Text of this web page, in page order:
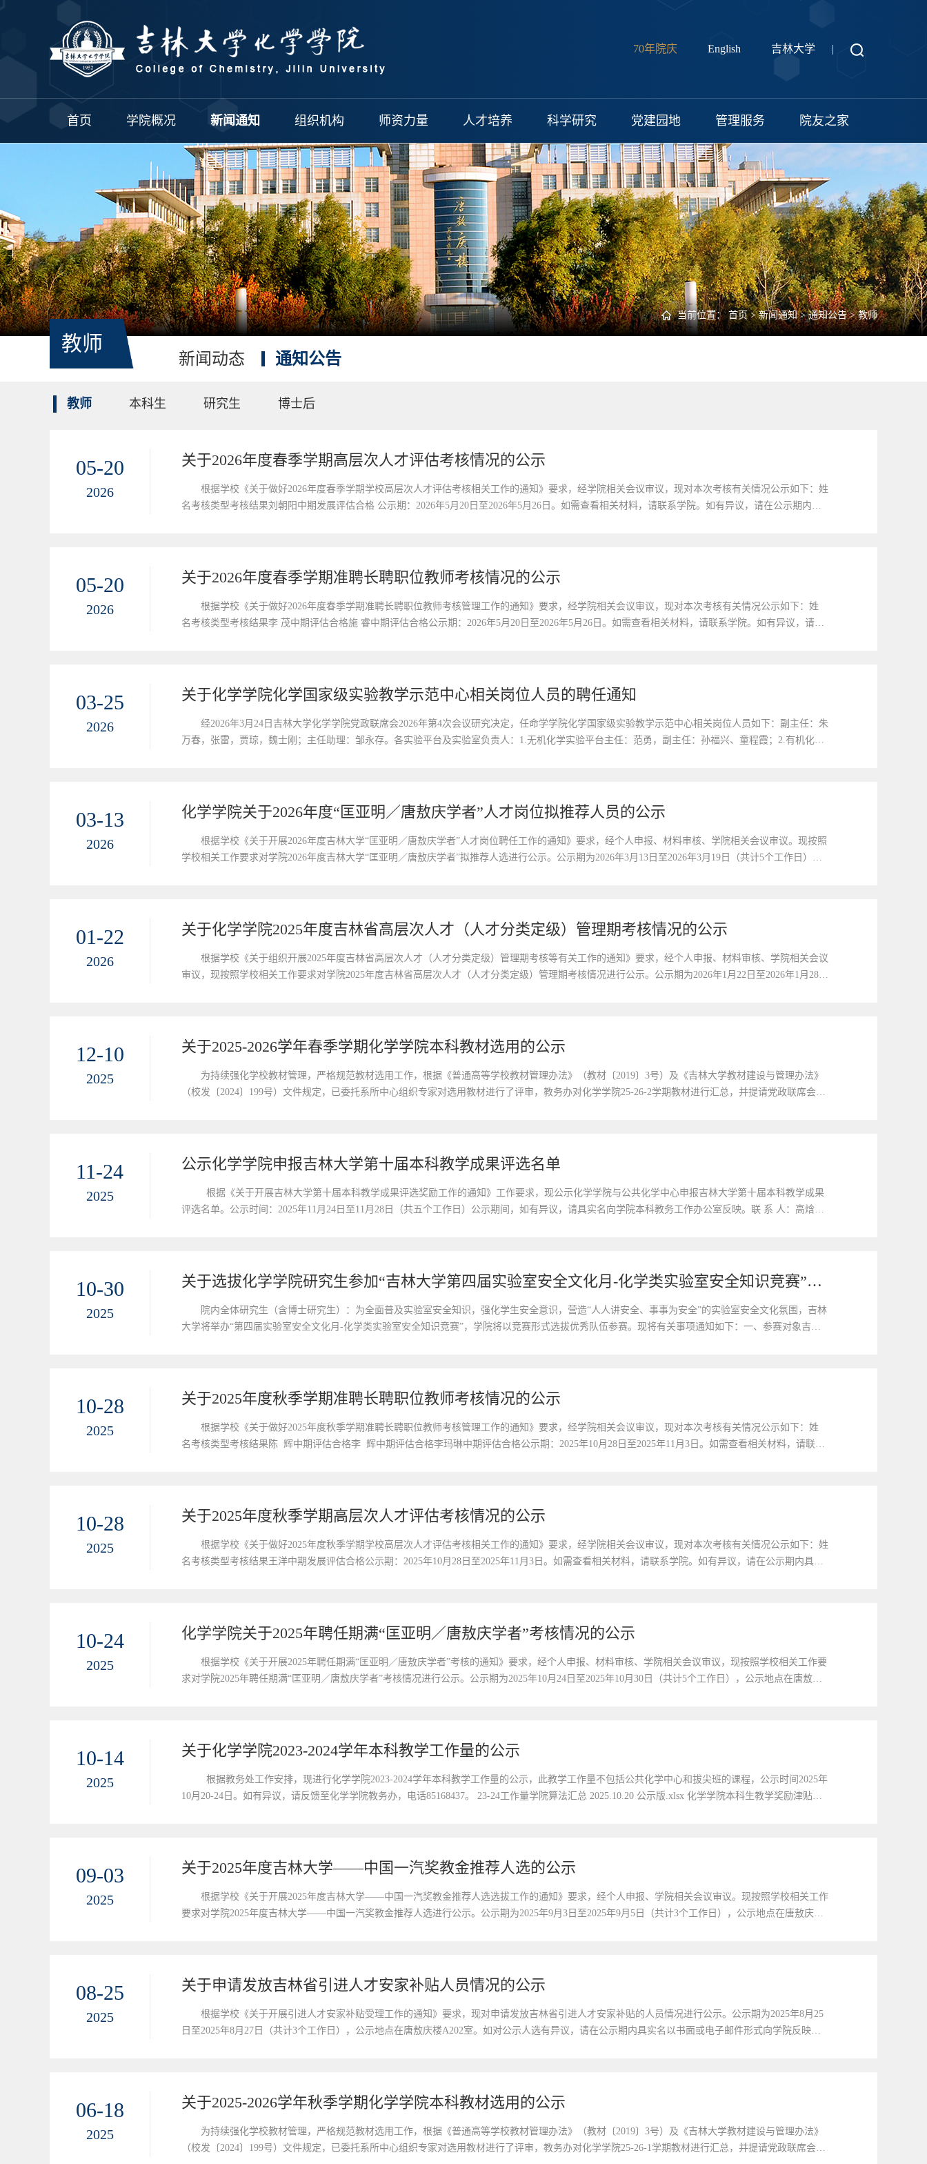
70年院庆 English 吉林大学 |
首页 学院概况 新闻通知 组织机构 师资力量 人才培养 科学研究 党建园地 管理服务 院友之家
当前位置：首页>新闻通知>通知公告>教师
教师
新闻动态 通知公告
教师 本科生 研究生 博士后
05-20
2026
关于2026年度春季学期高层次人才评估考核情况的公示
根据学校《关于做好2026年度春季学期学校高层次人才评估考核相关工作的通知》要求，经学院相关会议审议，现对本次考核有关情况公示如下：姓
名考核类型考核结果刘朝阳中期发展评估合格 公示期：2026年5月20日至2026年5月26日。如需查看相关材料，请联系学院。如有异议，请在公示期内具
05-20
2026
关于2026年度春季学期准聘长聘职位教师考核情况的公示
根据学校《关于做好2026年度春季学期准聘长聘职位教师考核管理工作的通知》要求，经学院相关会议审议，现对本次考核有关情况公示如下：姓
名考核类型考核结果李 茂中期评估合格施 睿中期评估合格公示期：2026年5月20日至2026年5月26日。如需查看相关材料，请联系学院。如有异议，请在
03-25
2026
关于化学学院化学国家级实验教学示范中心相关岗位人员的聘任通知
经2026年3月24日吉林大学化学学院党政联席会2026年第4次会议研究决定，任命学学院化学国家级实验教学示范中心相关岗位人员如下：副主任：朱
万春，张雷，贾琼，魏士刚；主任助理：邹永存。各实验平台及实验室负责人：1.无机化学实验平台主任：范勇，副主任：孙福兴、童程霞；2.有机化学
03-13
2026
化学学院关于2026年度“匡亚明／唐敖庆学者”人才岗位拟推荐人员的公示
根据学校《关于开展2026年度吉林大学“匡亚明／唐敖庆学者”人才岗位聘任工作的通知》要求，经个人申报、材料审核、学院相关会议审议。现按照
学校相关工作要求对学院2026年度吉林大学“匡亚明／唐敖庆学者”拟推荐人选进行公示。公示期为2026年3月13日至2026年3月19日（共计5个工作日），
01-22
2026
关于化学学院2025年度吉林省高层次人才（人才分类定级）管理期考核情况的公示
根据学校《关于组织开展2025年度吉林省高层次人才（人才分类定级）管理期考核等有关工作的通知》要求，经个人申报、材料审核、学院相关会议
审议，现按照学校相关工作要求对学院2025年度吉林省高层次人才（人才分类定级）管理期考核情况进行公示。公示期为2026年1月22日至2026年1月28日
12-10
2025
关于2025-2026学年春季学期化学学院本科教材选用的公示
为持续强化学校教材管理，严格规范教材选用工作，根据《普通高等学校教材管理办法》（教材〔2019〕3号）及《吉林大学教材建设与管理办法》
（校发〔2024〕199号）文件规定，已委托系所中心组织专家对选用教材进行了评审，教务办对化学学院25-26-2学期教材进行汇总，并提请党政联席会，
11-24
2025
公示化学学院申报吉林大学第十届本科教学成果评选名单
根据《关于开展吉林大学第十届本科教学成果评选奖励工作的通知》工作要求，现公示化学学院与公共化学中心申报吉林大学第十届本科教学成果
评选名单。公示时间：2025年11月24日至11月28日（共五个工作日）公示期间，如有异议，请具实名向学院本科教务工作办公室反映。联 系 人：高焓联
10-30
2025
关于选拔化学学院研究生参加“吉林大学第四届实验室安全文化月-化学类实验室安全知识竞赛”的通知
院内全体研究生（含博士研究生）：为全面普及实验室安全知识，强化学生安全意识，营造“人人讲安全、事事为安全”的实验室安全文化氛围，吉林
大学将举办“第四届实验室安全文化月-化学类实验室安全知识竞赛”，学院将以竞赛形式选拔优秀队伍参赛。现将有关事项通知如下：一、参赛对象吉林
10-28
2025
关于2025年度秋季学期准聘长聘职位教师考核情况的公示
根据学校《关于做好2025年度秋季学期准聘长聘职位教师考核管理工作的通知》要求，经学院相关会议审议，现对本次考核有关情况公示如下：姓
名考核类型考核结果陈 辉中期评估合格李 辉中期评估合格李玛琳中期评估合格公示期：2025年10月28日至2025年11月3日。如需查看相关材料，请联系
10-28
2025
关于2025年度秋季学期高层次人才评估考核情况的公示
根据学校《关于做好2025年度秋季学期学校高层次人才评估考核相关工作的通知》要求，经学院相关会议审议，现对本次考核有关情况公示如下：姓
名考核类型考核结果王洋中期发展评估合格公示期：2025年10月28日至2025年11月3日。如需查看相关材料，请联系学院。如有异议，请在公示期内具实
10-24
2025
化学学院关于2025年聘任期满“匡亚明／唐敖庆学者”考核情况的公示
根据学校《关于开展2025年聘任期满“匡亚明／唐敖庆学者”考核的通知》要求，经个人申报、材料审核、学院相关会议审议，现按照学校相关工作要
求对学院2025年聘任期满“匡亚明／唐敖庆学者”考核情况进行公示。公示期为2025年10月24日至2025年10月30日（共计5个工作日），公示地点在唐敖庆
10-14
2025
关于化学学院2023-2024学年本科教学工作量的公示
根据教务处工作安排，现进行化学学院2023-2024学年本科教学工作量的公示，此教学工作量不包括公共化学中心和拔尖班的课程，公示时间2025年
10月20-24日。如有异议，请反馈至化学学院教务办，电话85168437。 23-24工作量学院算法汇总 2025.10.20 公示版.xlsx 化学学院本科生教学奖励津贴分
09-03
2025
关于2025年度吉林大学——中国一汽奖教金推荐人选的公示
根据学校《关于开展2025年度吉林大学——中国一汽奖教金推荐人选选拔工作的通知》要求，经个人申报、学院相关会议审议。现按照学校相关工作
要求对学院2025年度吉林大学——中国一汽奖教金推荐人选进行公示。公示期为2025年9月3日至2025年9月5日（共计3个工作日），公示地点在唐敖庆楼
08-25
2025
关于申请发放吉林省引进人才安家补贴人员情况的公示
根据学校《关于开展引进人才安家补贴受理工作的通知》要求，现对申请发放吉林省引进人才安家补贴的人员情况进行公示。公示期为2025年8月25
日至2025年8月27日（共计3个工作日），公示地点在唐敖庆楼A202室。如对公示人选有异议，请在公示期内具实名以书面或电子邮件形式向学院反映。
06-18
2025
关于2025-2026学年秋季学期化学学院本科教材选用的公示
为持续强化学校教材管理，严格规范教材选用工作，根据《普通高等学校教材管理办法》（教材〔2019〕3号）及《吉林大学教材建设与管理办法》
（校发〔2024〕199号）文件规定，已委托系所中心组织专家对选用教材进行了评审，教务办对化学学院25-26-1学期教材进行汇总，并提请党政联席会，